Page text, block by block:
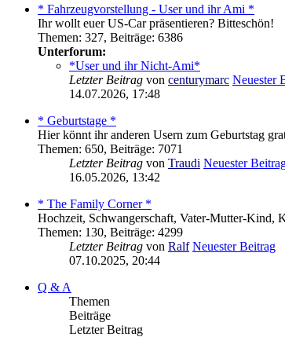
* Fahrzeugvorstellung - User und ihr Ami *
Ihr wollt euer US-Car präsentieren? Bitteschön!
Themen: 327, Beiträge: 6386
Unterforum:
*User und ihr Nicht-Ami*
Letzter Beitrag von centurymarc Neuester
14.07.2026, 17:48
* Geburtstage *
Hier könnt ihr anderen Usern zum Geburtstag
Themen: 650, Beiträge: 7071
Letzter Beitrag von Traudi Neuester
16.05.2026, 13:42
* The Family Corner *
Hochzeit, Schwangerschaft, Vater-Mutter-Kind,
Themen: 130, Beiträge: 4299
Letzter Beitrag von Ralf Neuester Beitrag
07.10.2025, 20:44
Q & A
Themen
Beiträge
Letzter Beitrag